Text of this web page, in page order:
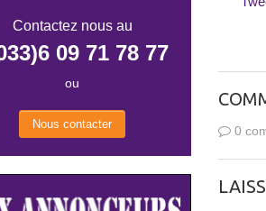
0
Contactez nous au
09 71 78 77
ou
Nous contacter